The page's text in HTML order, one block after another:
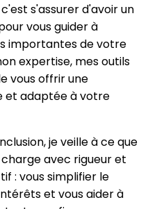
s'assurer d'avoir un
vous guider à
importantes de votre
expertise, mes outils
vous offrir une
et adaptée à votre
, je veille à ce que
avec rigueur et
: vous simplifier le
et vous aider à